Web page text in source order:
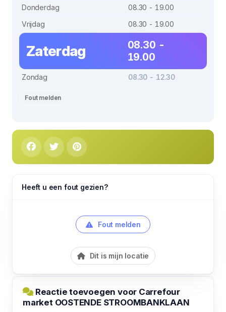
Donderdag
08.30 - 19.00
Vrijdag
08.30 - 19.00
Zaterdag
08.30 -
19.00
Zondag 08.30 - 12.30
Fout melden
Heeft u een fout gezien?
Fout melden
Dit is mijn locatie
Reactie toevoegen voor Carrefour
market OOSTENDE STROOMBANKLAAN